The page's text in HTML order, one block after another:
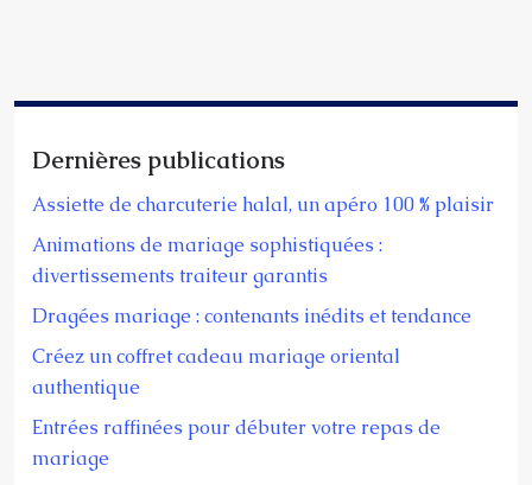
Dernières publications
Assiette de charcuterie halal, un apéro 100 % plaisir
Animations de mariage sophistiquées :
divertissements traiteur garantis
Dragées mariage : contenants inédits et tendance
Créez un coffret cadeau mariage oriental
authentique
Entrées raffinées pour débuter votre repas de
mariage